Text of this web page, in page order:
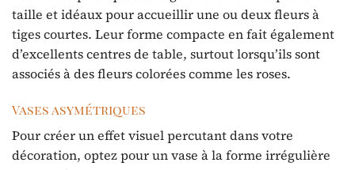
taille et idéaux pour accueillir une ou deux fleurs à
tiges courtes. Leur forme compacte en fait également
d’excellents centres de table, surtout lorsqu’ils sont
associés à des fleurs colorées comme les roses.
Vases asymétriques
Pour créer un effet visuel percutant dans votre
décoration, optez pour un vase à la forme irrégulière